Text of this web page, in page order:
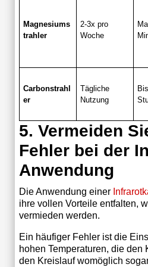
Magnesiums
trahler
2-3x pro
Woche
Carbonstrahl
er
Tägliche
Nutzung
5. Vermeiden
Fehler bei der
Anwendung
Die Anwendung einer
ihre vollen Vorteile entfalten,
vermieden werden.
Ein häufiger Fehler ist die
hohen Temperaturen, die den
den Kreislauf womöglich